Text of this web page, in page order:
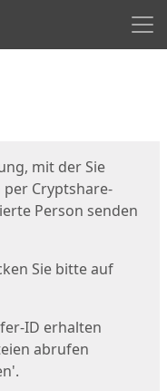
mit der Sie
per Cryptshare-
Person senden
Sie bitte auf
ID erhalten
abrufen